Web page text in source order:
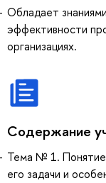
Обладает
эффективности
организациях.
Содержание
Тема № 1. Понятие
его задачи и